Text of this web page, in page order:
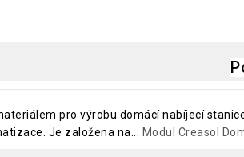
pro výrobu domácí nabíjecí
Je založena na...
Modul Creasol